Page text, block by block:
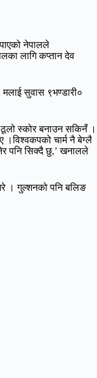
नेपालले
लागि कप्तान देव
सुवास ९भण्डारी०
स्कोर बनाउन सकिनँ ।
चार्म नै बेग्लै
पनि सिक्दै छु,’ खनालले
। गुल्शनको पनि बलिङ